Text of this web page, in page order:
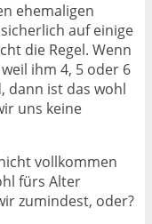
ehemaligen
auf einige
die Regel. Wenn
ihm 4, 5 oder 6
dann ist das wohl
uns keine
vollkommen
fürs Alter
zumindest, oder?